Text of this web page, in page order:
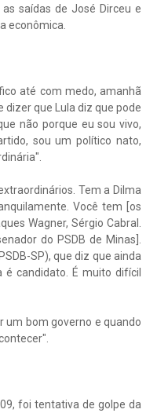
saídas de José Dirceu e
econômica.
até com medo, amanhã
dizer que Lula diz que pode
não porque eu sou vivo,
sou um político nato,
Tem a Dilma
Você tem [os
Wagner, Sérgio Cabral.
do PSDB de Minas].
SP), que diz que ainda
candidato. É muito difícil
um bom governo e quando
foi tentativa de golpe da